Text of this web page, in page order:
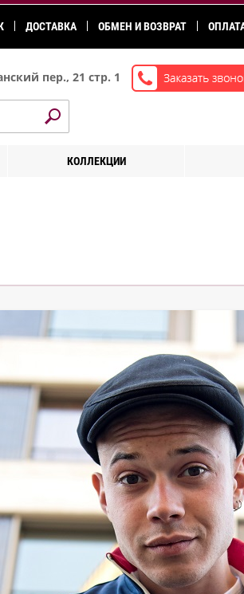
ДОСТАВКА ОБМЕН И ВОЗВРАТ
пер., 21 стр. 1
КОЛЛЕКЦИИ